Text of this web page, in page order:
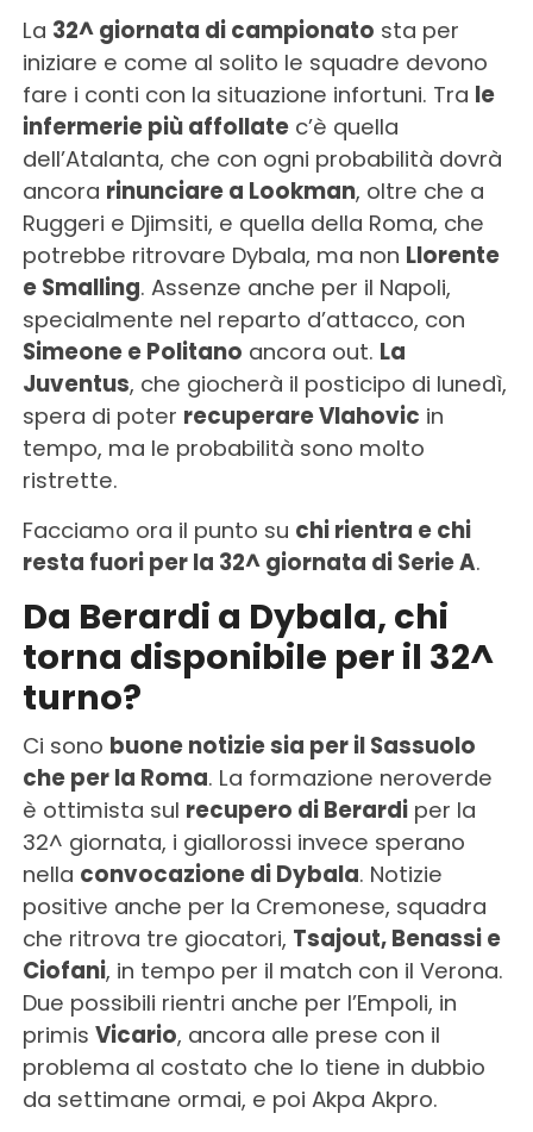
La 32^ giornata di campionato sta per
iniziare e come al solito le squadre devono
fare i conti con la situazione infortuni. Tra le
infermerie più affollatec’è quella
dell’Atalanta, che con ogni probabilità dovrà
ancora rinunciare a Lookman, oltre che a
Ruggeri e Djimsiti, e quella della Roma, che
potrebbe ritrovare Dybala, ma non Llorente
e Smalling. Assenze anche per il Napoli,
specialmente nel reparto d’attacco, con
Simeone e Politano ancora out. La
Juventus, che giocherà il posticipo di lunedì,
spera di poter recuperare Vlahovic in
tempo, ma le probabilità sono molto
ristrette.
Facciamo ora il punto su chi rientra e chi
resta fuori per la 32^ giornata di Serie A.
Da Berardi a Dybala, chi
torna disponibile per il 32^
turno?
Ci sono buone notizie sia per il Sassuolo
che per la Roma. La formazione neroverde
è ottimista sul recupero di Berardiper la
32^ giornata, i giallorossi invece sperano
nella convocazione di Dybala. Notizie
positive anche per la Cremonese, squadra
che ritrova tre giocatori, Tsajout, Benassi e
Ciofani, in tempo per il match con il Verona.
Due possibili rientri anche per l’Empoli, in
primis Vicario, ancora alle prese con il
problema al costato che lo tiene in dubbio
da settimane ormai, e poi Akpa Akpro.